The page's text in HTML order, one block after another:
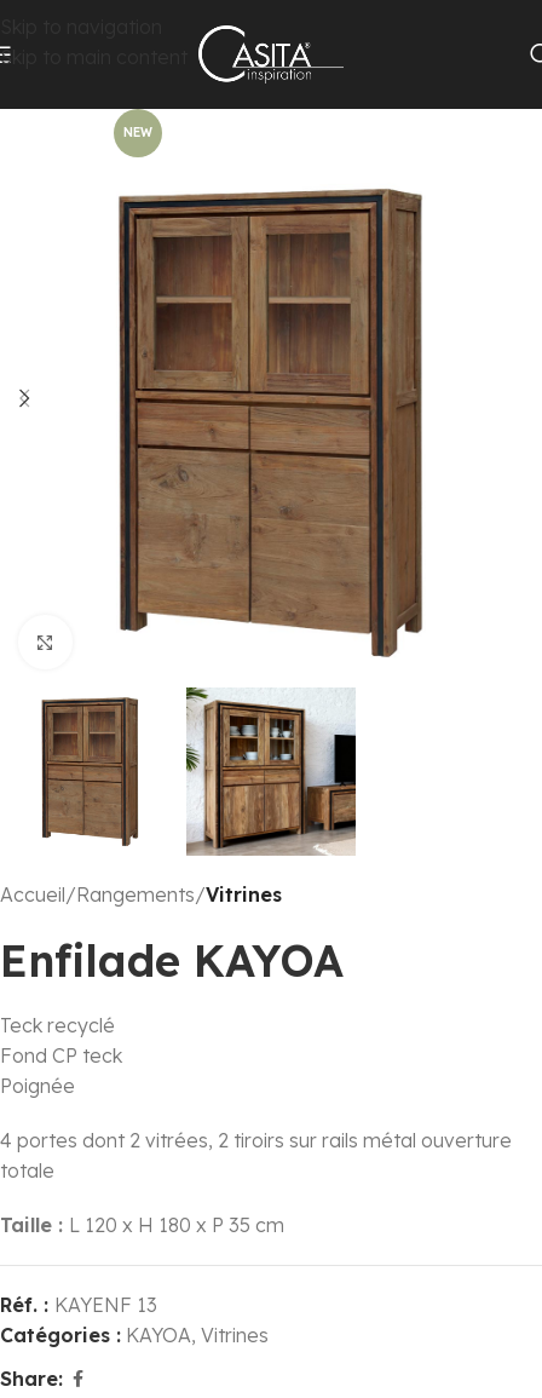
Skip to main content
NEW
Accueil Rangements Vitrines
Enfilade KAYOA
Teck recyclé
Fond CP teck
Poignée
4 portes dont 2 vitrées, 2 tiroirs sur rails métal ouverture
totale
Taille : L 120 x H 180 x P 35 cm
Réf. : KAYENF 13
Catégories : KAYOA, Vitrines
Share: